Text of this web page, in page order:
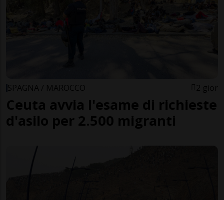
SPAGNA / MAROCCO 2 gior
Ceuta avvia l'esame di richieste
d'asilo per 2.500 migranti